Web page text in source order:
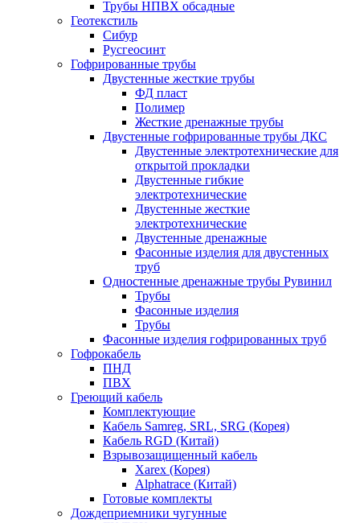
Трубы НПВХ обсадные
Геотекстиль
Сибур
Русгеосинт
Гофрированные трубы
Двустенные жесткие трубы
ФД пласт
Полимер
Жесткие дренажные трубы
Двустенные гофрированные трубы ДКС
Двустенные электротехнические для
открытой прокладки
Двустенные гибкие
электротехнические
Двустенные жесткие
электротехнические
Двустенные дренажные
Фасонные изделия для двустенных
труб
Одностенные дренажные трубы Рувинил
Трубы
Фасонные изделия
Трубы
Фасонные изделия гофрированных труб
Гофрокабель
ПНД
ПВХ
Греющий кабель
Комплектующие
Кабель Samreg, SRL, SRG (Корея)
Кабель RGD (Китай)
Взрывозащищенный кабель
Xarex (Корея)
Alphatrace (Китай)
Готовые комплекты
Дождеприемники чугунные